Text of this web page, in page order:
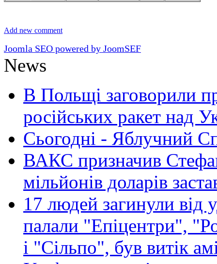
Add new comment
Joomla SEO powered by JoomSEF
News
В Польщі заговорили
російських ракет над
Сьогодні - Яблучний
ВАКС призначив
мільйонів доларів
17 людей загинули від
палали "Епіцентри",
і "Сільпо", був витік